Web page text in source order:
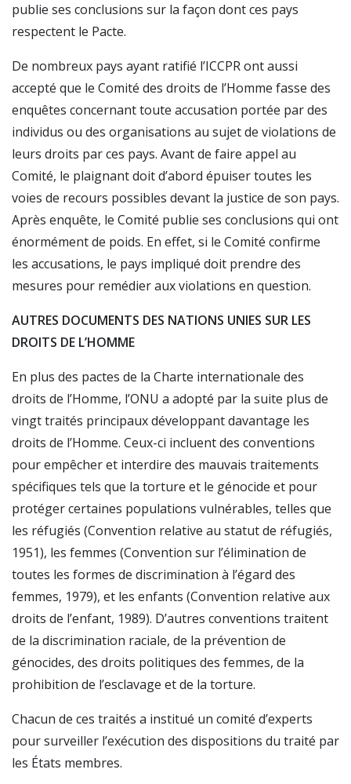
publie ses conclusions sur la façon dont ces pays
respectent le Pacte.
De nombreux pays ayant ratifié l’ICCPR ont aussi
accepté que le Comité des droits de l’Homme fasse des
enquêtes concernant toute accusation portée par des
individus ou des organisations au sujet de violations de
leurs droits par ces pays. Avant de faire appel au
Comité, le plaignant doit d’abord épuiser toutes les
voies de recours possibles devant la justice de son pays.
Après enquête, le Comité publie ses conclusions qui ont
énormément de poids. En effet, si le Comité confirme
les accusations, le pays impliqué doit prendre des
mesures pour remédier aux violations en question.
AUTRES DOCUMENTS DES NATIONS UNIES SUR LES
DROITS DE L’HOMME
En plus des pactes de la Charte internationale des
droits de l’Homme, l’ONU a adopté par la suite plus de
vingt traités principaux développant davantage les
droits de l’Homme. Ceux-ci incluent des conventions
pour empêcher et interdire des mauvais traitements
spécifiques tels que la torture et le génocide et pour
protéger certaines populations vulnérables, telles que
les réfugiés (Convention relative au statut de réfugiés,
1951), les femmes (Convention sur l’élimination de
toutes les formes de discrimination à l’égard des
femmes, 1979), et les enfants (Convention relative aux
droits de l’enfant, 1989). D’autres conventions traitent
de la discrimination raciale, de la prévention de
génocides, des droits politiques des femmes, de la
prohibition de l’esclavage et de la torture.
Chacun de ces traités a institué un comité d’experts
pour surveiller l’exécution des dispositions du traité par
les États membres.